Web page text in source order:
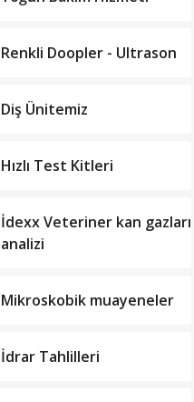
Renkli Doopler - Ultrason
Diş Ünitemiz
Hızlı Test Kitleri
İdexx Veteriner kan gazları
analizi
Mikroskobik muayeneler
İdrar Tahlilleri